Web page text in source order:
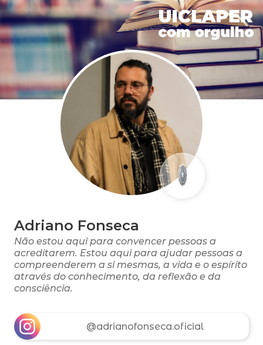
Adriano Fonseca
Não estou aqui para convencer pessoas a
acreditarem. Estou aqui para ajudar pessoas a
compreenderem a si mesmas, a vida e o espírito
através do conhecimento, da reflexão e da
consciência.
@adrianofonseca.oficial